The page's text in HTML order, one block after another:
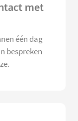
met
één dag
bespreken